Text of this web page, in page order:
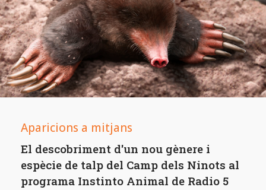
Aparicions a mitjans
El descobriment d'un nou gènere i
espècie de talp del Camp dels Ninots al
programa Instinto Animal de Radio 5